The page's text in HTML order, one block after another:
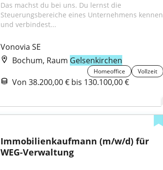
Das machst du bei uns. Du lernst die
Steuerungsbereiche eines Unternehmens kennen
und verbindest...
Vonovia SE
Bochum, Raum Gelsenkirchen
Homeoffice Vollzeit
Von 38.200,00 € bis 130.100,00 €
Immobilienkaufmann (m/w/d) für
WEG-Verwaltung